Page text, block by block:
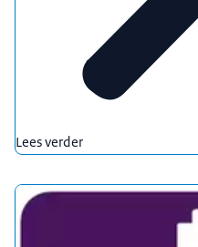
Lees verder